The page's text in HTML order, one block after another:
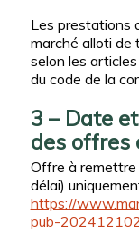
Les prestations
marché alloti de
selon les
du code de la
3 – Date
des offres
Offre à
délai)
https://
pub-